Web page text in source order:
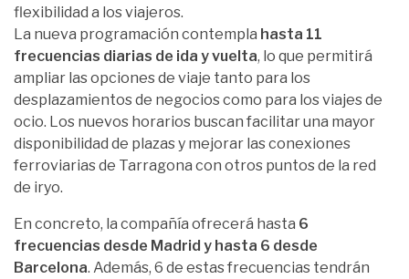
flexibilidad a los viajeros.
La nueva programación contempla hasta 11
frecuencias diarias de ida y vuelta, lo que permitirá
ampliar las opciones de viaje tanto para los
desplazamientos de negocios como para los viajes de
ocio. Los nuevos horarios buscan facilitar una mayor
disponibilidad de plazas y mejorar las conexiones
ferroviarias de Tarragona con otros puntos de la red
de iryo.
En concreto, la compañía ofrecerá hasta 6
frecuencias desde Madrid y hasta 6 desde
Barcelona. Además, 6 de estas frecuencias tendrán